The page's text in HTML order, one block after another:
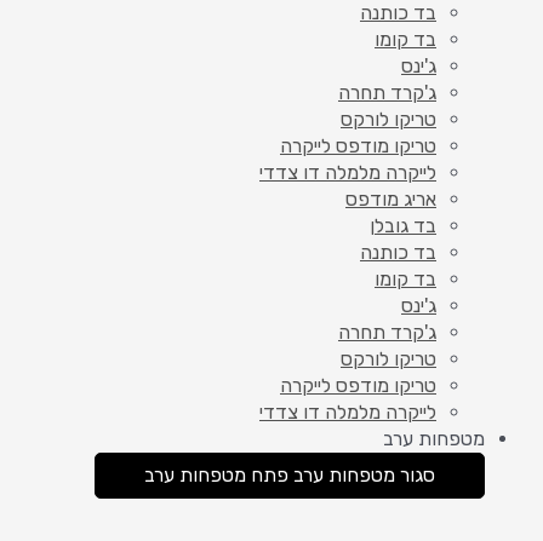
בד כותנה
בד קומו
ג'ינס
ג'קרד תחרה
טריקו לורקס
טריקו מודפס לייקרה
לייקרה מלמלה דו צדדי
אריג מודפס
בד גובלן
בד כותנה
בד קומו
ג'ינס
ג'קרד תחרה
טריקו לורקס
טריקו מודפס לייקרה
לייקרה מלמלה דו צדדי
מטפחות ערב
סגור מטפחות ערב פתח מטפחות ערב